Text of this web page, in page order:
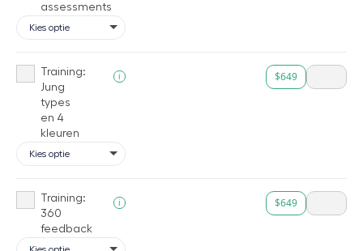
assessments
Training:
Jung
types
en 4
kleuren
i $649
Training:
360
feedback
i $649